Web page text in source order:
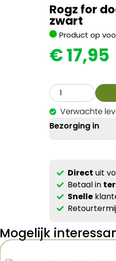
Rogz for
zwart
Product op
€17,95
Verwachte
Bezorging in
Direct uit
Betaal in
Snelle
Mogelijk